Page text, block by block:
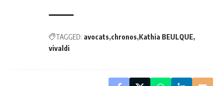
TAGGED: avocats chronos Kathia BEULQUE
vivaldi